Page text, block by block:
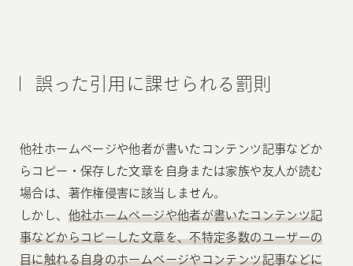
誤った引用に課せられる罰則
他社ホームページや他者が書いたコンテンツ記事などか
らコピー・保存した文章を自身または家族や友人が読む
場合は、著作権侵害に該当しません。
しかし、 他社ホームページや他者が書いたコンテンツ記
事などからコピーした文章を、不特定多数のユーザーの
目に触れる自身のホームページやコンテンツ記事などに